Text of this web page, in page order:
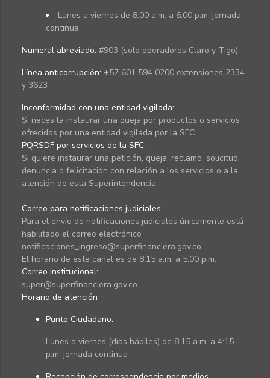
Lunes a viernes de 8:00 a.m. a 6:00 p.m. jornada
continua.
Numeral abreviado: #903 (solo operadores Claro y Tigo)
Línea anticorrupción: +57 601 594 0200 extensiones 2334
y 3623
Inconformidad con una entidad vigilada:
Si necesita instaurar una queja por productos o servicios
ofrecidos por una entidad vigilada por la SFC.
PQRSDF por servicios de la SFC:
Si quiere instaurar una petición, queja, reclamo, solicitud,
denuncia o felicitación con relación a los servicios o a la
atención de esta Superintendencia.
Correo para notificaciones judiciales:
Para el envío de notificaciones judiciales únicamente está
habilitado el correo electrónico
notificaciones_ingreso@superfinanciera.gov.co
El horario de este canal es de 8:15 a.m. a 5:00 p.m.
Correo institucional:
super@superfinanciera.gov.co
Horario de atención
Punto Ciudadano:
Lunes a viernes (días hábiles) de 8:15 a.m. a 4:15
p.m. jornada continua